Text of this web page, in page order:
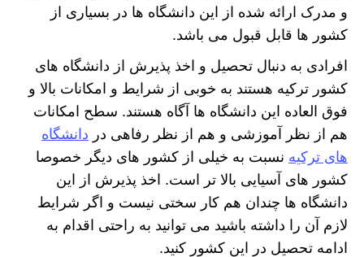
و مدرک ارائه شده از این دانشگاه ها در بسیاری از
کشور ها قابل قبول می باشد.
افرادی به دنبال تحصیل و اخذ پذیرش از دانشگاه های
کشور ترکیه هستند به خوبی از شرایط و امکانات بالا و
فوق العاده این دانشگاه ها آگاه هستند. سطح امکانات
هم از نظر آموزشی و هم از نظر رفاهی در دانشگاه
های ترکیه نسبت به خیلی از کشور های دیگر خصوصا
کشور های آسیایی بالا تر است. اخذ پذیرش از این
دانشگاه ها چندان هم کار سختی نیست و اگر شرایط
لازم آن را داشته باشید می توانید به راحتی اقدام به
ادامه تحصیل در این کشور کنید.